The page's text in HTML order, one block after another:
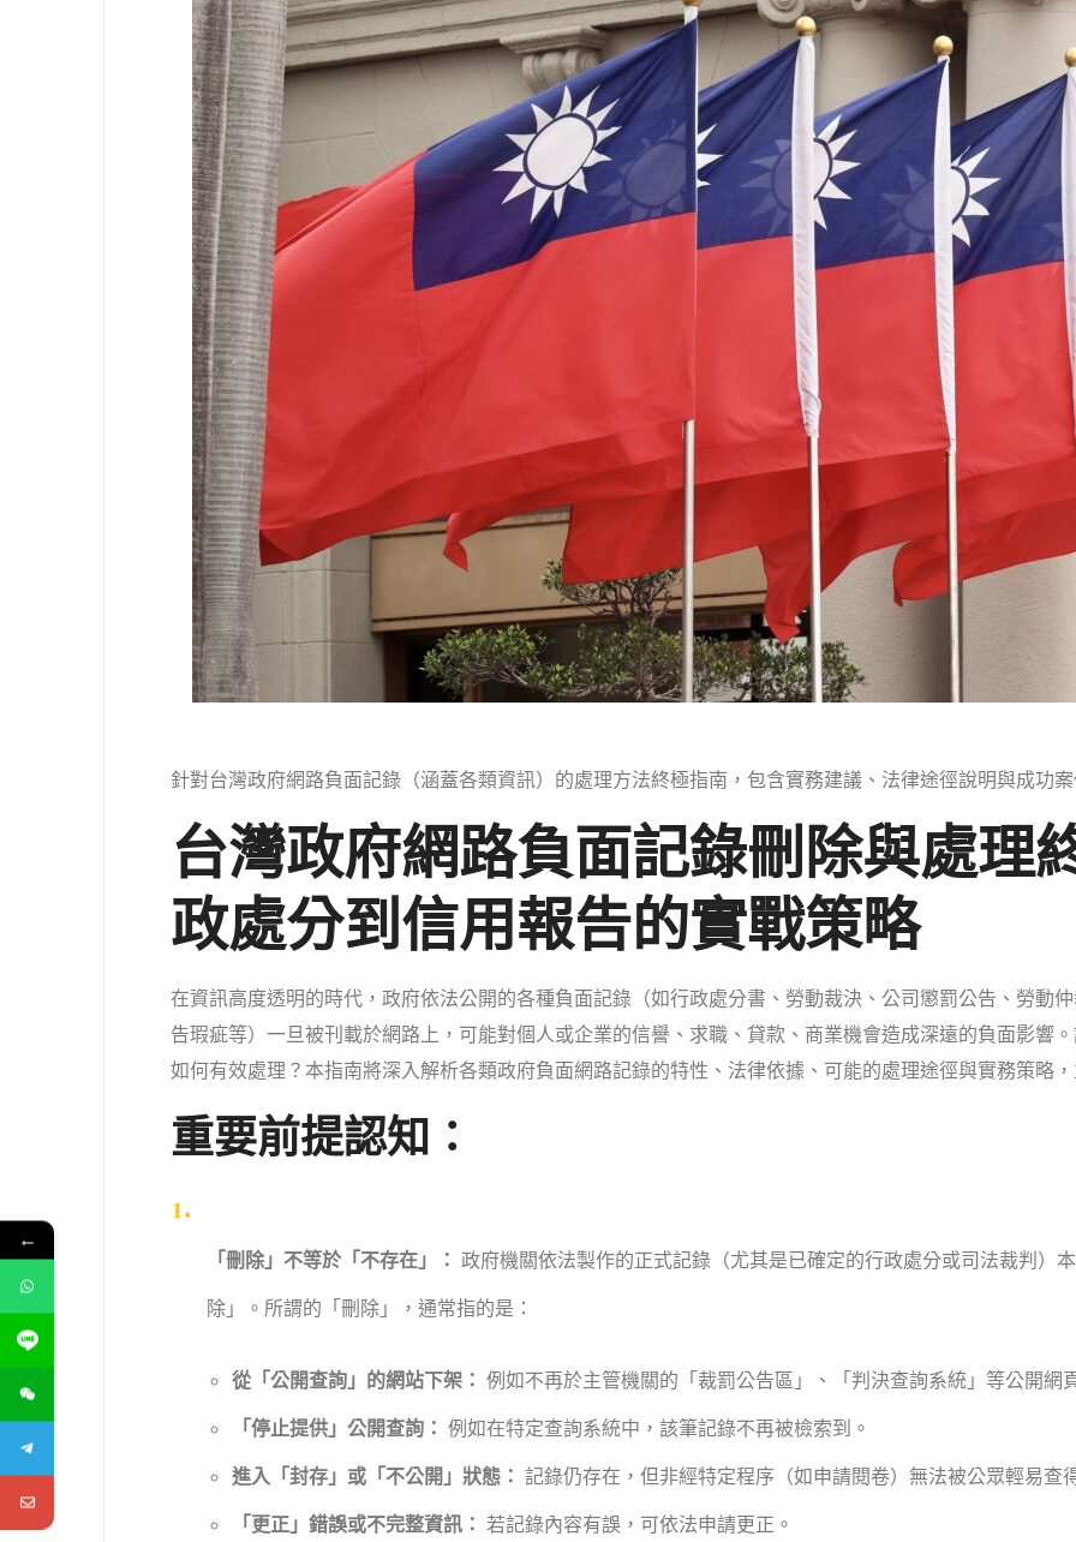
針對台灣政府網路負面記錄（涵蓋各類資訊）的處理方法終極指南，包含實務建議、法律途徑說明與成功
台灣政府網路負面記錄刪除與處理
政處分到信用報告的實戰策略
在資訊高度透明的時代，政府依法公開的各種負面記錄（如行政處分書、勞動裁決、公司懲罰公告、勞動
告瑕疵等）一旦被刊載於網路上，可能對個人或企業的信譽、求職、貸款、商業機會造成深遠的負面影響
如何有效處理？本指南將深入解析各類政府負面網路記錄的特性、法律依據、可能的處理途徑與實務策略
重要前提認知：
「刪除」不等於「不存在」： 政府機關依法製作的正式記錄（尤其是已確定的行政處分或司法裁判）
除」。所謂的「刪除」，通常指的是：
從「公開查詢」的網站下架： 例如不再於主管機關的「裁罰公告區」、「判決查詢系統」等公開網
「停止提供」公開查詢： 例如在特定查詢系統中，該筆記錄不再被檢索到。
進入「封存」或「不公開」狀態： 記錄仍存在，但非經特定程序（如申請閱卷）無法被公眾輕易查
「更正」錯誤或不完整資訊： 若記錄內容有誤，可依法申請更正。
←